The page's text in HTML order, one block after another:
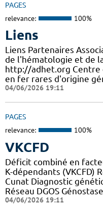
PAGES
relevance: 100%
Liens
Liens Partenaires
de l'hématologie et de
http://adhet.org Centre
en fer rares d'origine
04/06/2026 19:11
PAGES
relevance: 100%
VKCFD
Déficit combiné en
K-dépendants (VKCFD)
Cunat Diagnostic
Réseau DGOS
04/06/2026 19:11